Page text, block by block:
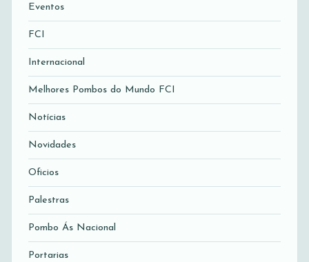
Eventos
FCI
Internacional
Melhores Pombos do Mundo FCI
Notícias
Novidades
Oficios
Palestras
Pombo Ás Nacional
Portarias